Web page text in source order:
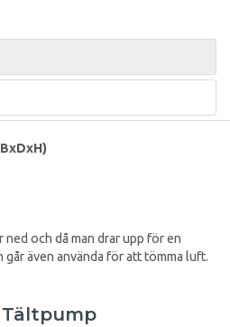
ned och då man drar upp för en
går även använda för att tömma luft.